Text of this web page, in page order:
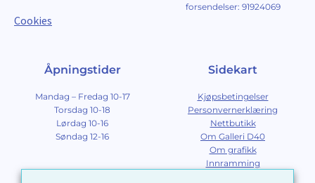
Cookies
forsendelser: 91924069
Åpningstider
Mandag – Fredag 10-17
Torsdag 10-18
Lørdag 10-16
Søndag 12-16
Sidekart
Kjøpsbetingelser
Personvernerklæring
Nettbutikk
Om Galleri D40
Om grafikk
Innramming